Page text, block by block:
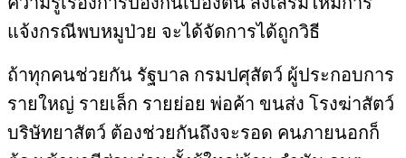
แจ้งกรณีพบหมูป่วย​ จะได้จัดการได้ถูกวิธี​
ถ้าทุกคนช่วยกัน​ รัฐบาล​ กรมปศุสัตว์​ ผู้ประกอบการ​
รายใหญ่​ รายเล็ก​ รายย่อย​ พ่อค้า​ ขนส่ง​ โรงฆ่าสัตว์​
บริษัท​ยาสัตว์​ ต้องช่วยกันถึงจะรอด​ คนภายนอกก็